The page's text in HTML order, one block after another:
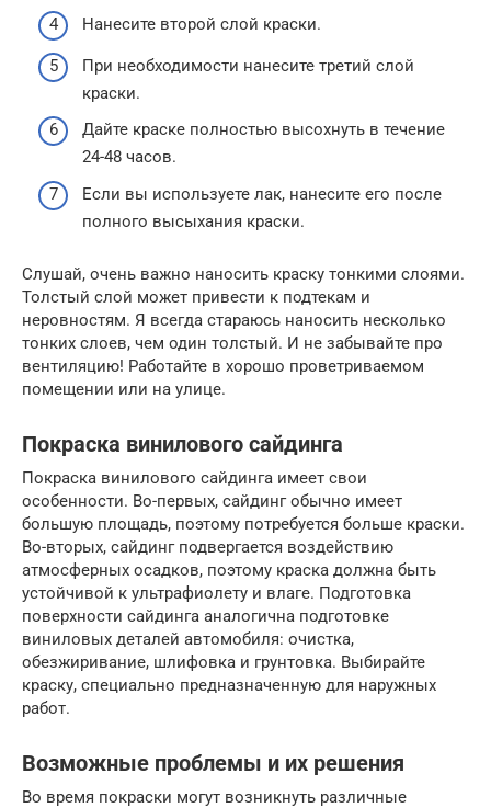
Нанесите второй слой краски.
При необходимости нанесите третий слой
краски.
Дайте краске полностью высохнуть в течение
24-48 часов.
Если вы используете лак, нанесите его после
полного высыхания краски.
Слушай, очень важно наносить краску тонкими слоями.
Толстый слой может привести к подтекам и
неровностям. Я всегда стараюсь наносить несколько
тонких слоев, чем один толстый. И не забывайте про
вентиляцию! Работайте в хорошо проветриваемом
помещении или на улице.
Покраска винилового сайдинга
Покраска винилового сайдинга имеет свои
особенности. Во-первых, сайдинг обычно имеет
большую площадь, поэтому потребуется больше краски.
Во-вторых, сайдинг подвергается воздействию
атмосферных осадков, поэтому краска должна быть
устойчивой к ультрафиолету и влаге. Подготовка
поверхности сайдинга аналогична подготовке
виниловых деталей автомобиля: очистка,
обезжиривание, шлифовка и грунтовка. Выбирайте
краску, специально предназначенную для наружных
работ.
Возможные проблемы и их решения
Во время покраски могут возникнуть различные